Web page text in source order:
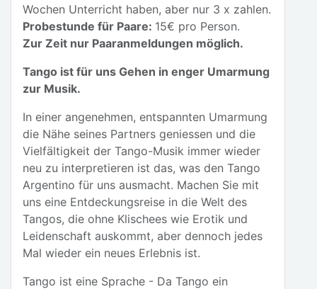
Wochen Unterricht haben, aber nur 3 x zahlen.
Probestunde für Paare: 15€ pro Person.
Zur Zeit nur Paaranmeldungen möglich.
Tango ist für uns Gehen in enger Umarmung
zur Musik.
In einer angenehmen, entspannten Umarmung
die Nähe seines Partners geniessen und die
Vielfältigkeit der Tango-Musik immer wieder
neu zu interpretieren ist das, was den Tango
Argentino für uns ausmacht. Machen Sie mit
uns eine Entdeckungsreise in die Welt des
Tangos, die ohne Klischees wie Erotik und
Leidenschaft auskommt, aber dennoch jedes
Mal wieder ein neues Erlebnis ist.
Tango ist eine Sprache - Da Tango ein